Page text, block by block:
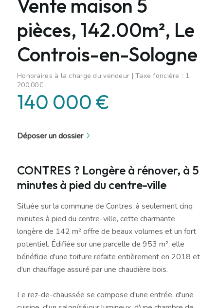
Vente maison 5
pièces, 142.00m², Le
Controis-en-Sologne
Honoraires à la charge du vendeur | Taxe foncière : 1
200,00€
140 000 €
Déposer un dossier
CONTRES ? Longère à rénover, à 5
minutes à pied du centre-ville
Située sur la commune de Contres, à seulement cinq
minutes à pied du centre-ville, cette charmante
longère de 142 m² offre de beaux volumes et un fort
potentiel. Édifiée sur une parcelle de 953 m², elle
bénéficie d'une toiture refaite entièrement en 2018 et
d'un chauffage assuré par une chaudière bois.
Le rez-de-chaussée se compose d'une entrée, d'une